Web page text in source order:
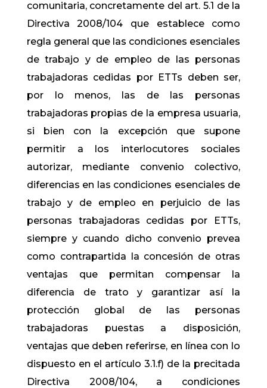
comunitaria, concretamente del art. 5.1 de la
Directiva 2008/104 que establece como
regla general que las condiciones esenciales
de trabajo y de empleo de las personas
trabajadoras cedidas por ETTs deben ser,
por lo menos, las de las personas
trabajadoras propias de la empresa usuaria,
si bien con la excepción que supone
permitir a los interlocutores sociales
autorizar, mediante convenio colectivo,
diferencias en las condiciones esenciales de
trabajo y de empleo en perjuicio de las
personas trabajadoras cedidas por ETTs,
siempre y cuando dicho convenio prevea
como contrapartida la concesión de otras
ventajas que permitan compensar la
diferencia de trato y garantizar así la
protección global de las personas
trabajadoras puestas a disposición,
ventajas que deben referirse, en línea con lo
dispuesto en el artículo 3.1.f) de la precitada
Directiva 2008/104, a condiciones